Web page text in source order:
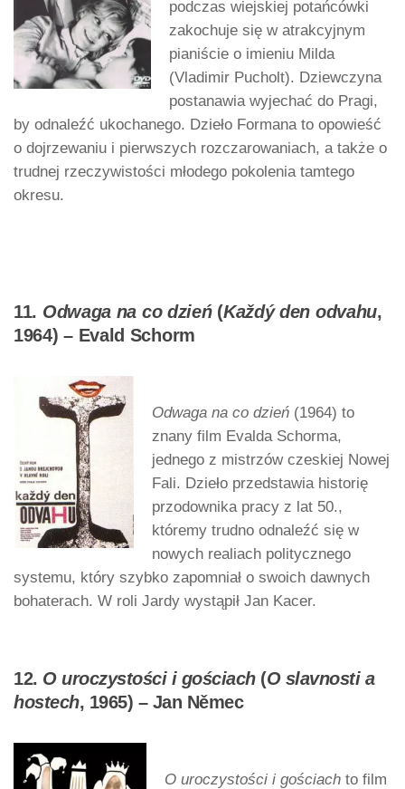
podczas wiejskiej potańcówki
zakochuje się w atrakcyjnym
pianiście o imieniu Milda
(Vladimir Pucholt). Dziewczyna
postanawia wyjechać do Pragi,
by odnaleźć ukochanego. Dzieło Formana to opowieść
o dojrzewaniu i pierwszych rozczarowaniach, a także o
trudnej rzeczywistości młodego pokolenia tamtego
okresu.
11. Odwaga na co dzień(Každý den odvahu,
1964) – Evald Schorm
Odwaga na co dzień (1964) to
znany film Evalda Schorma,
jednego z mistrzów czeskiej Nowej
Fali. Dzieło przedstawia historię
przodownika pracy z lat 50.,
któremy trudno odnaleźć się w
nowych realiach politycznego
systemu, który szybko zapomniał o swoich dawnych
bohaterach. W roli Jardy wystąpił Jan Kacer.
12. O uroczystości i gościach(O slavnosti a
hostech, 1965) – Jan Němec
O uroczystości i gościach to film